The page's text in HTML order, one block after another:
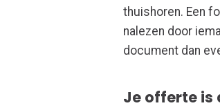
thuishoren. Een
nalezen door
document dan
Je offerte is